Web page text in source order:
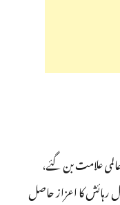
علامت بن گئے،
رہائش کا اعزاز حاصل